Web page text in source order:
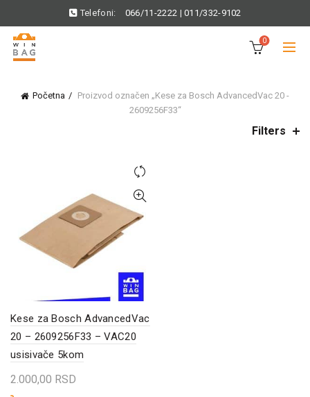
Telefoni: 066/11-2222 |011/332-9102
0
Početna
Proizvod označen „Kese za Bosch AdvancedVac 20 -
2609256F33“
Filters
Kese za Bosch AdvancedVac
20 – 2609256F33 – VAC20
usisivače 5kom
2.000,00 RSD